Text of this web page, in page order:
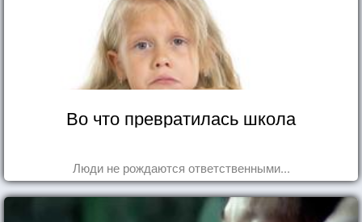
Во что превратилась школа
Люди не рождаются ответственными...